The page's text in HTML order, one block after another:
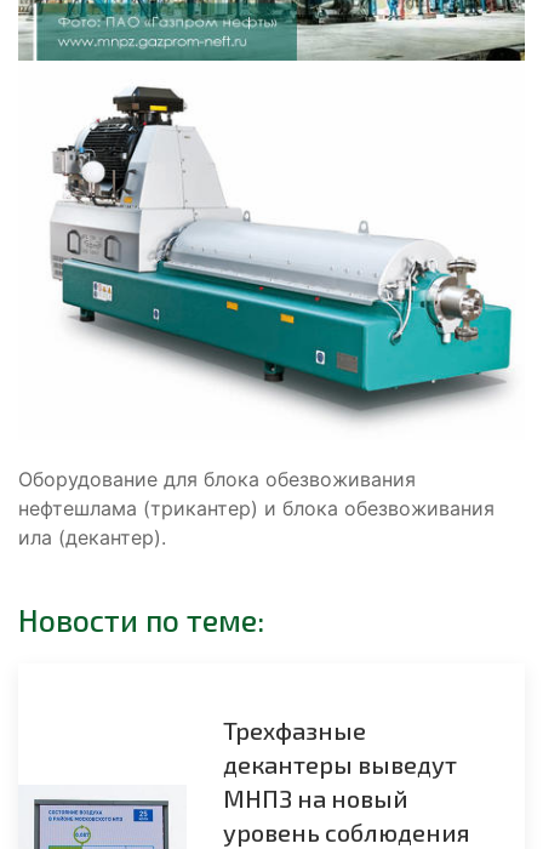
Оборудование для блока обезвоживания
нефтешлама (трикантер) и блока обезвоживания
ила (декантер).
Новости по теме:
Трехфазные
декантеры выведут
МНПЗ на новый
уровень соблюдения